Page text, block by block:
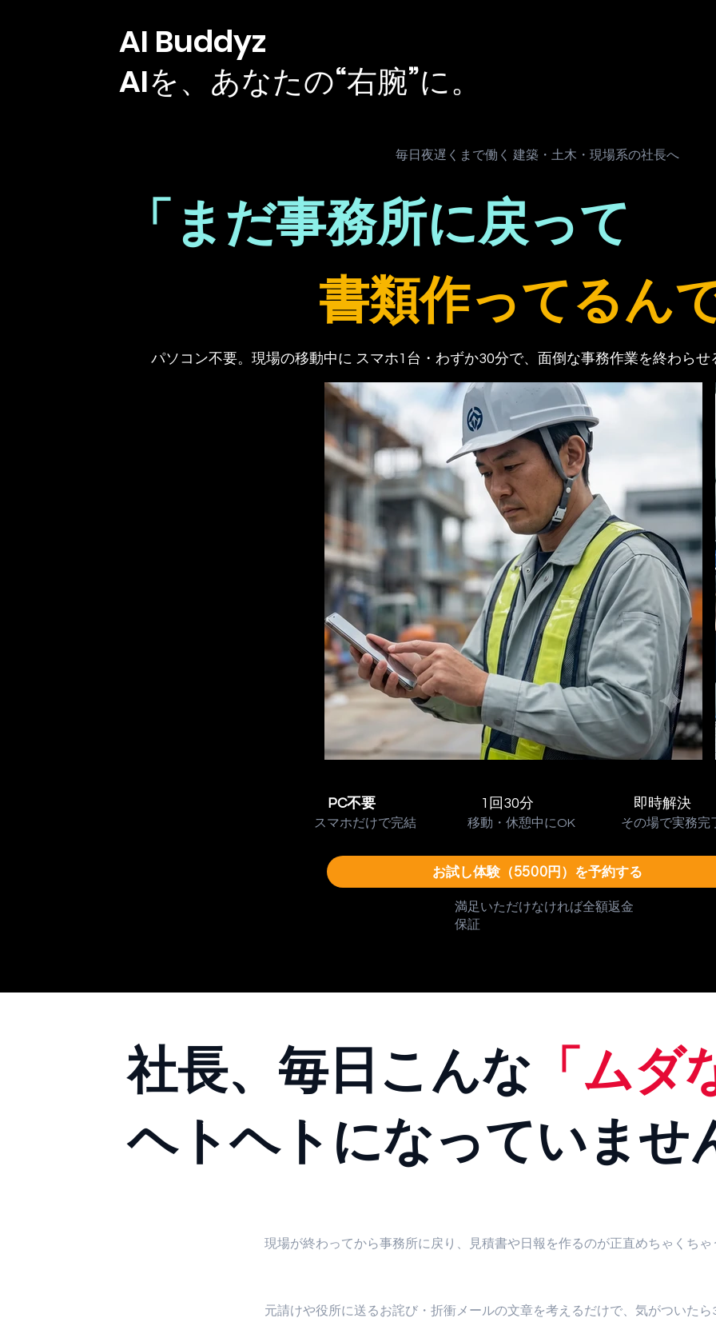
AI Buddyz
AIを、あなたの“右腕”に。
毎日夜遅くまで働く 建築・土木・現場系の社長へ
「まだ事務所に戻って
パソコン不要。現場の移動中に スマホ1台・わずか30分で、面倒な事務作業を終わらせ
書類作ってるん
PC不要
スマホだけで完結
1回30分
移動・休憩中にOK
即時解決
その場で実務完
お試し体験（5500円）を予約する
満足いただけなければ全額返金
保証
社長、毎日こんな 「ムダ
ヘトヘトになっていませ
現場が終わってから事務所に戻り、見積書や日報を作るのが正直めちゃくちゃ
元請けや役所に送るお詫び・折衝メールの文章を考えるだけで、気がついたら